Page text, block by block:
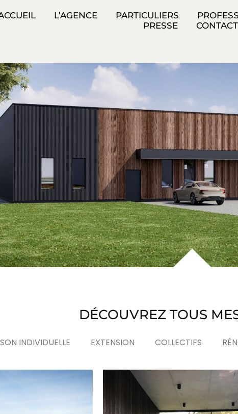
L’AGENCE PARTICULIERS
PRESSE
CONTACT
DÉCOUVREZ TOUS
INDIVIDUELLE EXTENSION COLLECTIFS